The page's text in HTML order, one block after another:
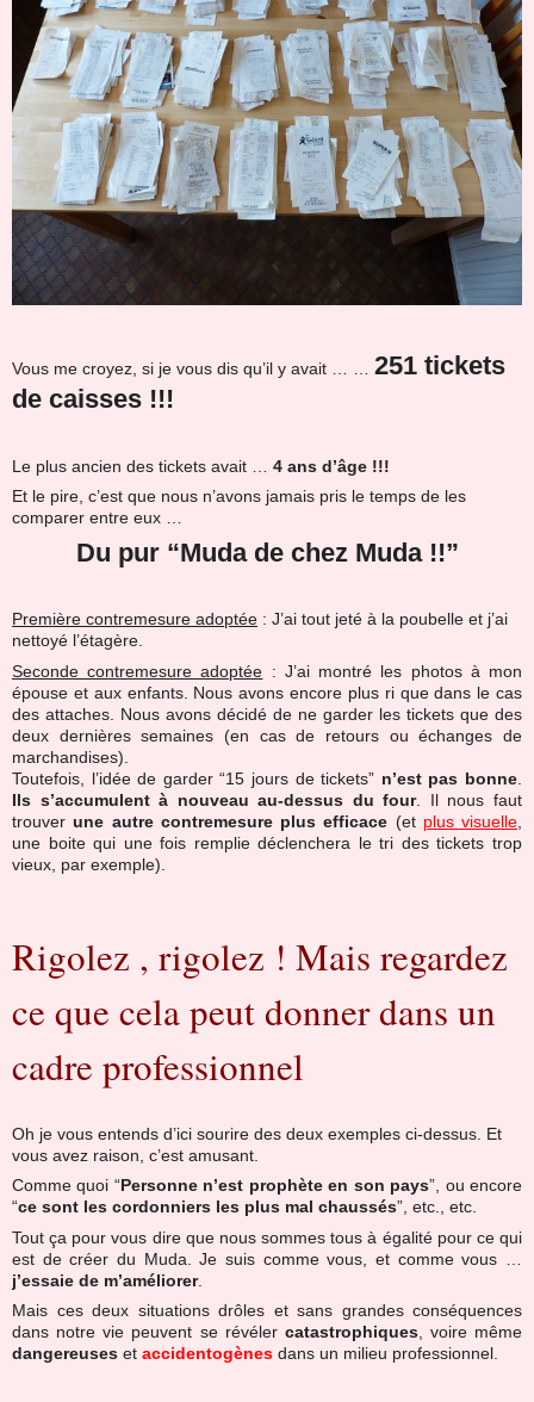
Vous me croyez, si je vous dis qu’il y avait … … 251 tickets
de caisses !!!
Le plus ancien des tickets avait … 4 ans d’âge !!!
Et le pire, c’est que nous n’avons jamais pris le temps de les
comparer entre eux …
Du pur “Muda de chez Muda !!”
Première contremesure adoptée : J’ai tout jeté à la poubelle et j’ai
nettoyé l’étagère.
Seconde contremesure adoptée : J’ai montré les photos à mon
épouse et aux enfants. Nous avons encore plus ri que dans le cas
des attaches. Nous avons décidé de ne garder les tickets que des
deux dernières semaines (en cas de retours ou échanges de
marchandises).
Toutefois, l’idée de garder “15 jours de tickets” n’est pas bonne
Ils s’accumulent à nouveau au-dessus du four. Il nous faut
trouverune autre contremesure plus efficace (et plus visuelle
une boite qui une fois remplie déclenchera le tri des tickets trop
vieux, par exemple).
Rigolez , rigolez ! Mais regardez
ce que cela peut donner dans un
cadre professionnel
Oh je vous entends d’ici sourire des deux exemples ci-dessus. Et
vous avez raison, c’est amusant.
Comme quoi “Personne n’est prophète en son pays”, ou encore
“ce sont les cordonniers les plus mal chaussés”, etc., etc.
Tout ça pour vous dire que nous sommes tous à égalité pour ce qui
est de créer du Muda. Je suis comme vous, et comme vous …
j’essaie de m’améliorer.
Mais ces deux situations drôles et sans grandes conséquences
dans notre vie peuvent se révéler catastrophiques, voire même
dangereuses et accidentogènes dans un milieu professionnel.